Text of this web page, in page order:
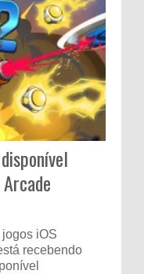
iOS
recebendo